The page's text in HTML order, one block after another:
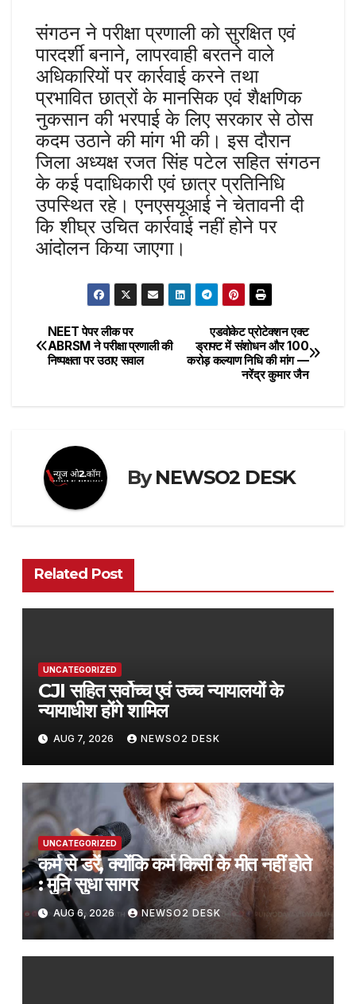
संगठन ने परीक्षा प्रणाली को सुरक्षित एवं
पारदर्शी बनाने, लापरवाही बरतने वाले
अधिकारियों पर कार्रवाई करने तथा
प्रभावित छात्रों के मानसिक एवं शैक्षणिक
नुकसान की भरपाई के लिए सरकार से ठोस
कदम उठाने की मांग भी की। इस दौरान
जिला अध्यक्ष रजत सिंह पटेल सहित संगठन
के कई पदाधिकारी एवं छात्र प्रतिनिधि
उपस्थित रहे। एनएसयूआई ने चेतावनी दी
कि शीघ्र उचित कार्रवाई नहीं होने पर
आंदोलन किया जाएगा।
Post
navigation
एडवोकेट प्रोटेक्शन एक्ट
ड्राफ्ट में संशोधन और 100
करोड़ कल्याण निधि की मांग —
नरेंद्र कुमार जैन
NEET पेपर लीक पर
ABRSM ने परीक्षा प्रणाली की
निष्पक्षता पर उठाए सवाल
ByNEWSO2 DESK
Related Post
UNCATEGORIZED
CJI सहित सर्वोच्च एवं उच्च न्यायालयों के
न्यायाधीश होंगे शामिल
AUG 7, 2026 NEWSO2 DESK
UNCATEGORIZED
कर्म से डरें, क्योंकि कर्म किसी के मीत नहीं होते
: मुनि सुधा सागर
AUG 6, 2026 NEWSO2 DESK